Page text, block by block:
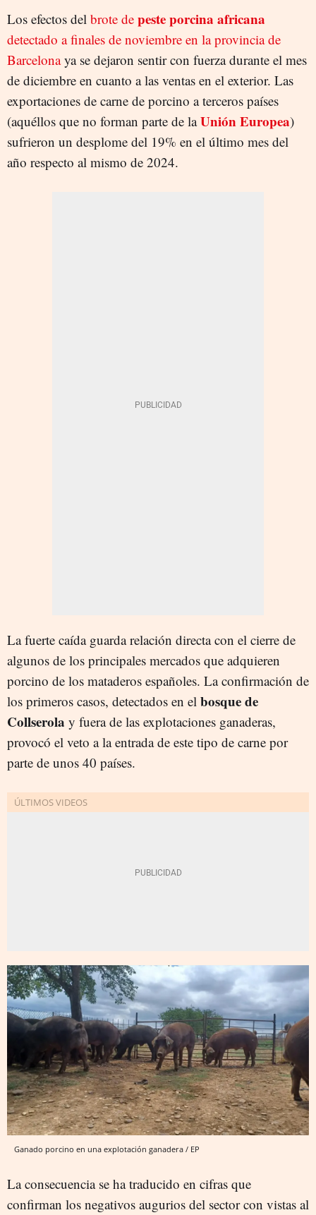
Los efectos del brote de peste porcina africana
detectado a finales de noviembre en la provincia de
Barcelonaya se dejaron sentir con fuerza durante el mes
de diciembre en cuanto a las ventas en el exterior. Las
exportaciones de carne de porcino a terceros países
(aquéllos que no forman parte de laUnión Europea)
sufrieron un desplome del 19% en el último mes del
año respecto al mismo de 2024.
La fuerte caída guarda relación directa con el cierre de
algunos de los principales mercados que adquieren
porcino de los mataderos españoles. La confirmación de
los primeros casos, detectados en el bosque de
Collserola y fuera de las explotaciones ganaderas,
provocó el veto a la entrada de este tipo de carne por
parte de unos 40 países.
Ganado porcino en una explotación ganadera / EP
La consecuencia se ha traducido en cifras que
confirman los negativos augurios del sector con vistas al